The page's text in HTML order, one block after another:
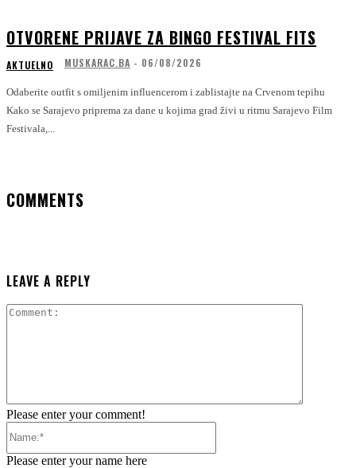
OTVORENE PRIJAVE ZA BINGO FESTIVAL FITS
AKTUELNO MUSKARAC.BA - 06/08/2026
Odaberite outfit s omiljenim influencerom i zablistajte na Crvenom tepihu
Kako se Sarajevo priprema za dane u kojima grad živi u ritmu Sarajevo Film
Festivala,...
COMMENTS
LEAVE A REPLY
Please enter your comment!
Please enter your name here